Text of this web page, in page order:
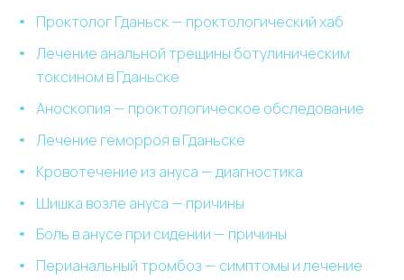
Проктолог Гданьск — проктологический хаб
Лечение анальной трещины ботулиническим
токсином в Гданьске
Аноскопия — проктологическое обследование
Лечение геморроя в Гданьске
Кровотечение из ануса — диагностика
Шишка возле ануса — причины
Боль в анусе при сидении — причины
Перианальный тромбоз — симптомы и лечение